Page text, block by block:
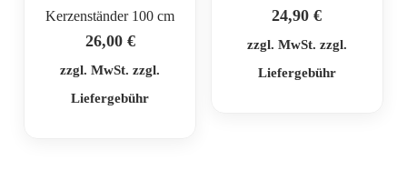
Kerzenständer 100 cm
26,00 €
zzgl. MwSt. zzgl.
Liefergebühr
24,90€
zzgl. MwSt. zzgl.
Liefergebühr